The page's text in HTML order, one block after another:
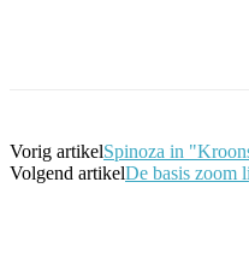
Vorig artikelSpinoza in
Volgend artikelDe basis zoom